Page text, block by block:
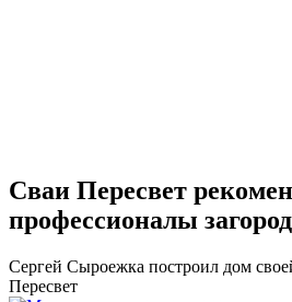
Сваи Пересвет
профессионалы
Сергей Сыроежка построил дом
Пересвет